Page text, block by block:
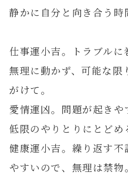
静かに自分と向き合う時
仕事運小吉。トラブルに
無理に動かず、可能な限
がけて。
愛情運凶。問題が起き
低限のやりとりにとどめ
健康運小吉。繰り返す不
やすいので、無理は禁物。